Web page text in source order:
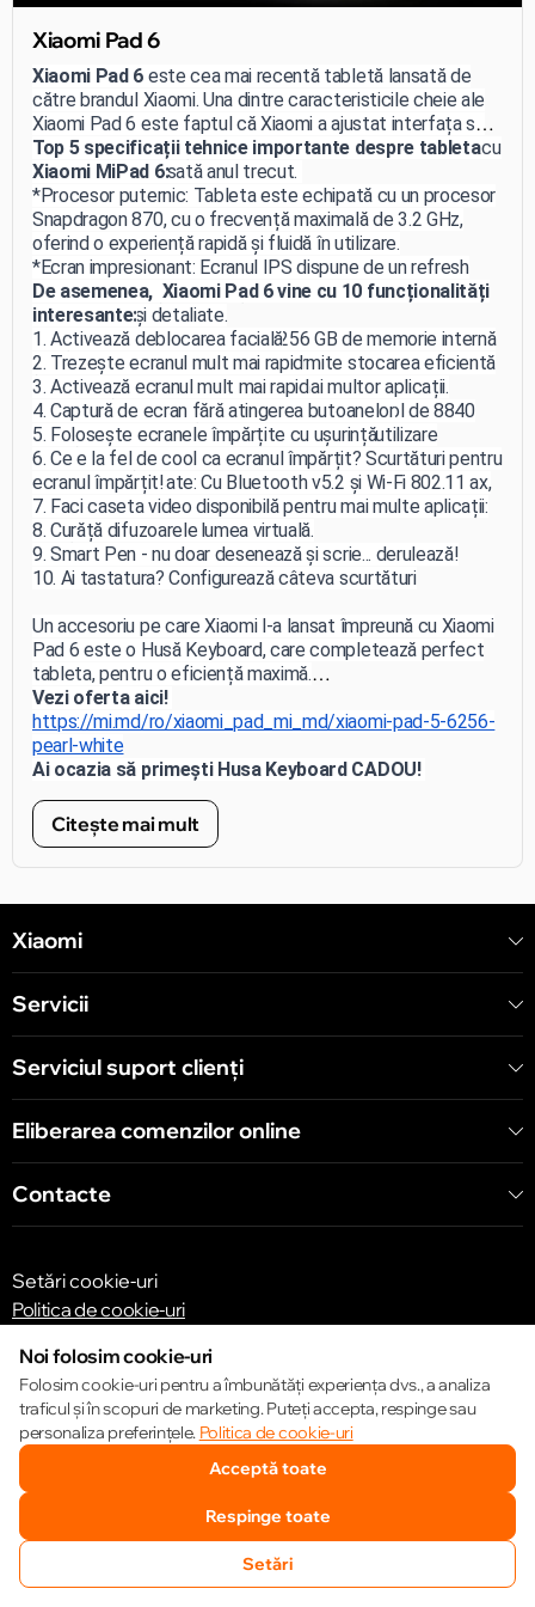
Xiaomi Pad 6
Xiaomi Pad 6 este cea mai recentă tabletă lansată de
către brandul Xiaomi. Una dintre caracteristicile cheie ale
Xiaomi Pad 6 este faptul că Xiaomi a ajustat interfața sa
MIUI pentru a funcționa mai bine pe tablete comparativ cu
Xiaomi Pad 5, lansată anul trecut.
Top 5 specificații tehnice importante despre tableta
Xiaomi MiPad 6:
*Procesor puternic: Tableta este echipată cu un procesor
Snapdragon 870, cu o frecvență maximală de 3.2 GHz,
oferind o experiență rapidă și fluidă în utilizare.
*Ecran impresionant: Ecranul IPS dispune de un refresh
rate de 144 Hz și o rezoluție de 2880 x 1800, asigurând
imagini clare și detaliate.
Spațiu generos de stocare: Cu 256 GB de memorie internă
și 8 GB de RAM, *Xiaomi Pad 6 permite stocarea eficientă
a datelor și utilizarea simultană a mai multor aplicații.
*Durată lungă de viață a bateriei: Bateria Li-Pol de 8840
mAh și încărcarea rapidă de 33 W asigură o utilizare
îndelungată și o reîncărcare rapidă.
*Conexiuni avansate: Cu Bluetooth v5.2 și Wi-Fi 802.11 ax,
Xiaomi Pad 6 oferă conectivitate puternică pentru a te
menține conectat la lumea virtuală.
De asemenea, Xiaomi Pad 6 vine cu 10 funcționalități
interesante:
1. Activează deblocarea facială
2. Trezește ecranul mult mai rapid
3. Activează ecranul mult mai rapid
4. Captură de ecran fără atingerea butoanelor
5. Folosește ecranele împărțite cu ușurință
6. Ce e la fel de cool ca ecranul împărțit? Scurtături pentru
ecranul împărțit!
7. Faci caseta video disponibilă pentru mai multe aplicații:
8. Curăță difuzoarele
9. Smart Pen - nu doar desenează și scrie... derulează!
10. Ai tastatura? Configurează câteva scurtături
Un accesoriu pe care Xiaomi l-a lansat împreună cu Xiaomi
Pad 6 este o Husă Keyboard, care completează perfect
tableta, pentru o eficiență maximă.
Cumpără acum cea mai nouă tabletă Xiaomi Pad 6 în
2023!
Ai ocazia să primești Husa Keyboard CADOU!
Vezi oferta aici!
https://mi.md/ro/xiaomi_pad_mi_md/xiaomi-pad-5-6256-
pearl-white
Citește mai mult
Xiaomi
Servicii
Serviciul suport clienţi
Eliberarea comenzilor online
Contacte
Setări cookie-uri
Politica de cookie-uri
SUNĂ-NE FAVORITE CATALOG COMPARĂ COȘ
Noi folosim cookie-uri
Folosim cookie-uri pentru a îmbunătăți experiența dvs., a analiza
traficul și în scopuri de marketing. Puteți accepta, respinge sau
personaliza preferințele. Politica de cookie-uri
Acceptă toate
Respinge toate
Setări